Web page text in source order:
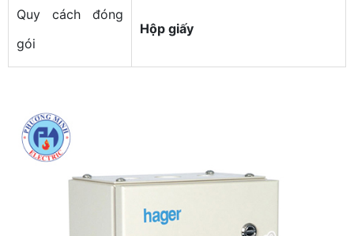
Quy cách đóng
gói
Hộp giấy